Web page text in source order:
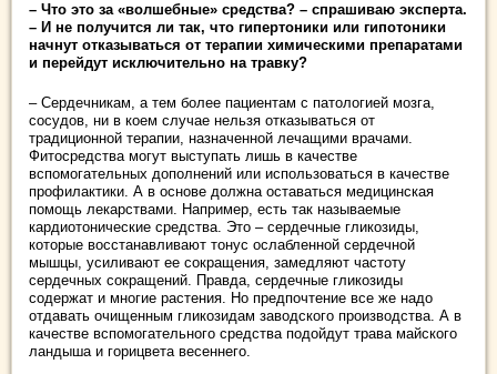
– Что это за «волшебные» средства? – спрашиваю эксперта.
– И не получится ли так, что гипертоники или гипотоники
начнут отказываться от терапии химическими препаратами
и перейдут исключительно на травку?
– Сердечникам, а тем более пациентам с патологией мозга,
сосудов, ни в коем случае нельзя отказываться от
традиционной терапии, назначенной лечащими врачами.
Фитосредства могут выступать лишь в качестве
вспомогательных дополнений или использоваться в качестве
профилактики. А в основе должна оставаться медицинская
помощь лекарствами. Например, есть так называемые
кардиотонические средства. Это – сердечные гликозиды,
которые восстанавливают тонус ослабленной сердечной
мышцы, усиливают ее сокращения, замедляют частоту
сердечных сокращений. Правда, сердечные гликозиды
содержат и многие растения. Но предпочтение все же надо
отдавать очищенным гликозидам заводского производства. А в
качестве вспомогательного средства подойдут трава майского
ландыша и горицвета весеннего.